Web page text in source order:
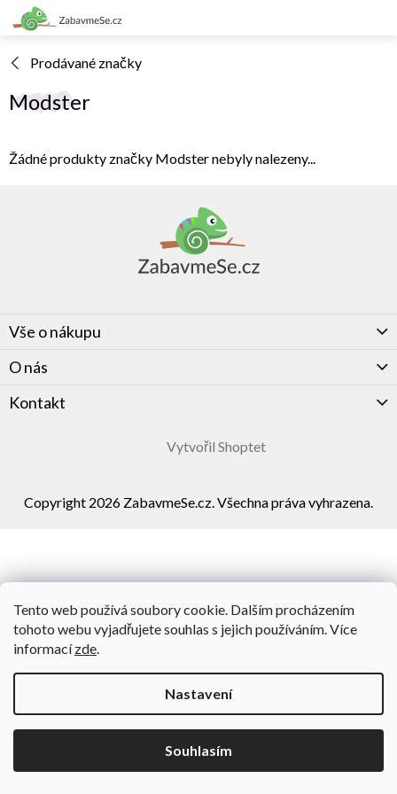
Tento web používá soubory cookie. Dalším procházením
tohoto webu vyjadřujete souhlas s jejich používáním. Více
informacízde.
Nastavení
Souhlasím
Přejít
na
Prodávané značky
Modster
Žádné produkty značky Modsternebyly nalezeny...
Vše o nákupu
O nás
Kontakt
Vytvořil Shoptet
Copyright 2026 ZabavmeSe.cz. Všechna práva vyhrazena.